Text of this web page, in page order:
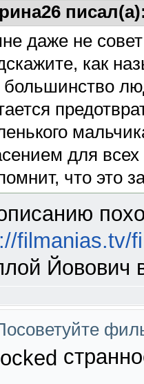
даже не
как
большинство
для
что это
filmanias.tv/
Йовович